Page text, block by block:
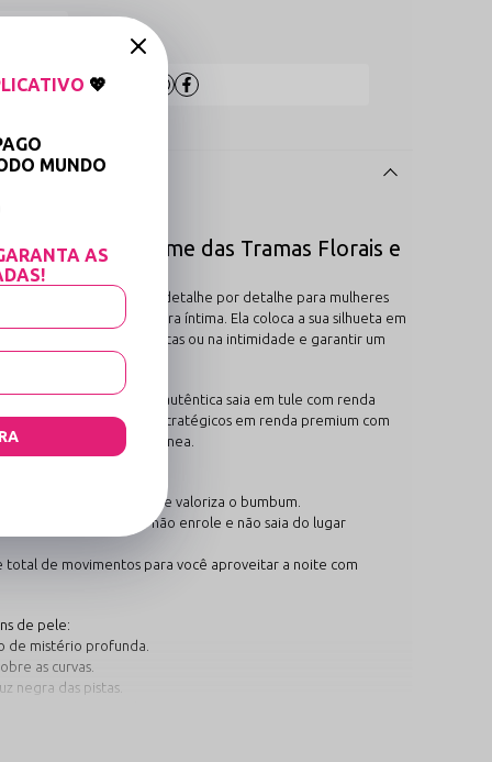
Compartilhe:
ao Charme das Tramas Florais e
Desenvolvida detalhe por detalhe para mulheres
da alta costura íntima. Ela coloca a sua silhueta em
poder pessoal nas pistas ou na intimidade e garantir um
construída como uma autêntica saia em tule com renda
o design, recortes estratégicos em renda premium com
de forma instantânea.
uma linha contínua que valoriza o bumbum.
que a saia não enrole e não saia do lugar
de movimentos para você aproveitar a noite com
de pele:
de mistério profunda.
as curvas.
negra das pistas.
uso:
💖
MUNDO
AS